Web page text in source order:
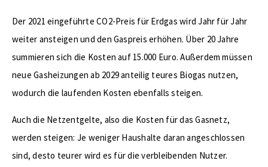
Der 2021 eingeführte CO2-Preis für Erdgas wird Jahr für Jahr
weiter ansteigen und den Gaspreis erhöhen. Über 20 Jahre
summieren sich die Kosten auf 15.000 Euro. Außerdem müssen
neue Gasheizungen ab 2029 anteilig teures Biogas nutzen,
wodurch die laufenden Kosten ebenfalls steigen.
Auch die Netzentgelte, also die Kosten für das Gasnetz,
werden steigen: Je weniger Haushalte daran angeschlossen
sind, desto teurer wird es für die verbleibenden Nutzer.